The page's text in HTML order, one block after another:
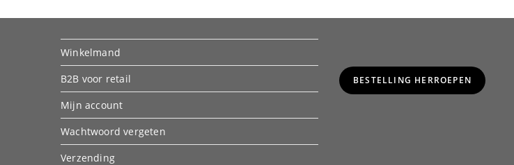
Winkelmand
B2B voor retail
Mijn account
Wachtwoord vergeten
Verzending
BESTELLING HERROEPEN